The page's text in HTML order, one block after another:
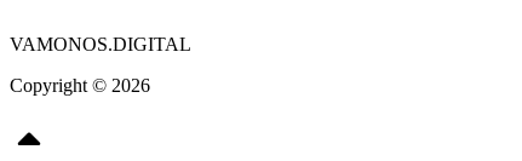
VAMONOS.DIGITAL
Copyright © 2026